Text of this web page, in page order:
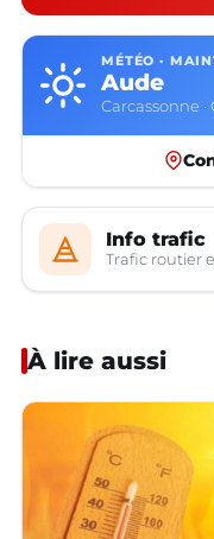
MÉTÉO ·
Aude
Carcassonne
Info trafic
Trafic routier
À lire aussi